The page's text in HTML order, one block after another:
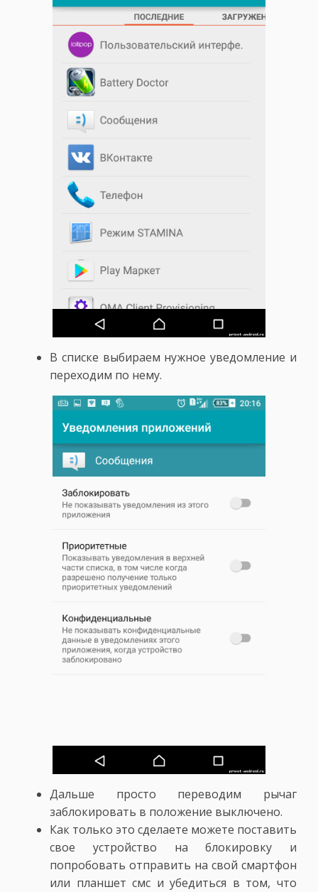
В списке выбираем нужное уведомление и
переходим по нему.
Дальше просто переводим рычаг
заблокировать в положение выключено.
Как только это сделаете можете поставить
свое устройство на блокировку и
попробовать отправить на свой смартфон
или планшет смс и убедиться в том, что